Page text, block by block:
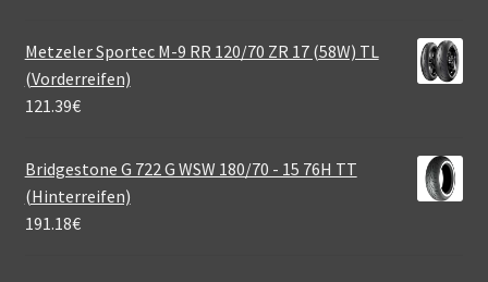
Metzeler Sportec M-9 RR 120/70 ZR 17 (58W) TL
(Vorderreifen)
121.39€
Bridgestone G 722 G WSW 180/70 - 15 76H TT
(Hinterreifen)
191.18€